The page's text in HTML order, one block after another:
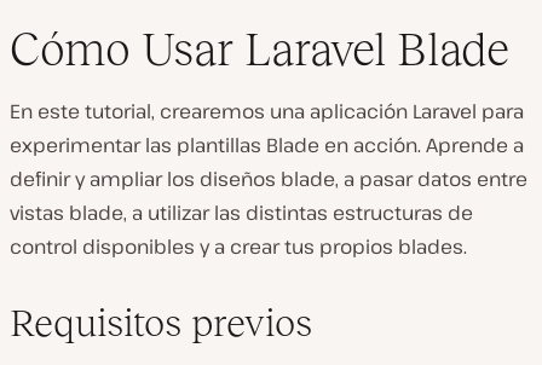
Cómo Usar Laravel Blade
En este tutorial, crearemos una aplicación Laravel para
experimentar las plantillas Blade en acción. Aprende a
definir y ampliar los diseños blade, a pasar datos entre
vistas blade, a utilizar las distintas estructuras de
control disponibles y a crear tus propios blades.
Requisitos previos